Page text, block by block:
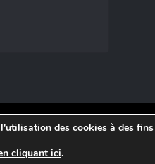
Longwy.
les
des cookies à des
cliquant ici.